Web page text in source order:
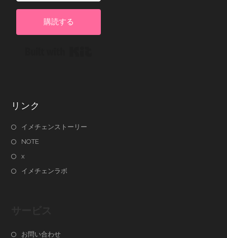
購読する
リンク
イメチェンストーリー
NOTE
x
イメチェンラボ
お問い合わせ